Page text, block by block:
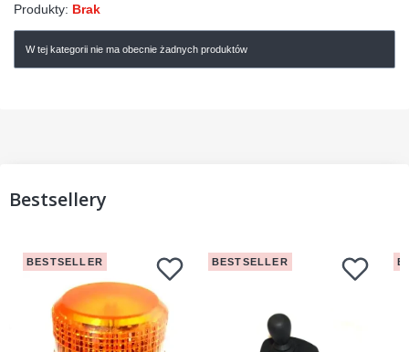
Produkty: Brak
W tej kategorii nie ma obecnie żadnych produktów
Bestsellery
BESTSELLER BESTSELLER